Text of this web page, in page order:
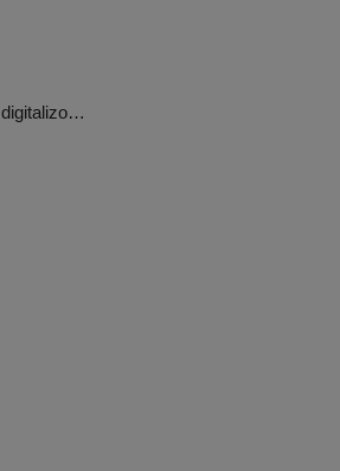
digitalizo…